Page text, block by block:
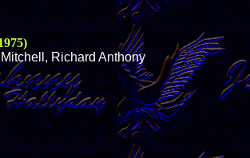
Richard Anthony